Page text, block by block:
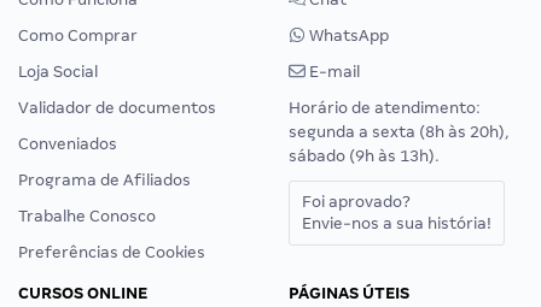
Como Comprar
Loja Social
Validador de documentos
Conveniados
Programa de Afiliados
Trabalhe Conosco
Preferências de Cookies
WhatsApp
E-mail
Horário de atendimento:
segunda a sexta (8h às 20h),
sábado (9h às 13h).
Foi aprovado?
Envie-nos a sua história!
CURSOS ONLINE
PÁGINAS ÚTEIS